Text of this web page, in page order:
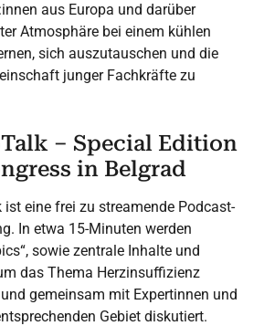
aus Europa und darüber
Atmosphäre bei einem kühlen
sich auszutauschen und die
junger Fachkräfte zu
– Special Edition
in Belgrad
ist eine frei zu streamende Podcast-
In etwa 15-Minuten werden
sowie zentrale Inhalte und
das Thema Herzinsuffizienz
gemeinsam mit Expertinnen und
Gebiet diskutiert.